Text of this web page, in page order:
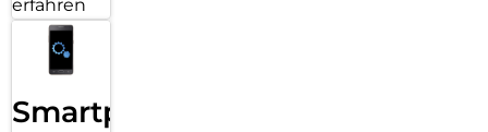
erfahren
Smartphone